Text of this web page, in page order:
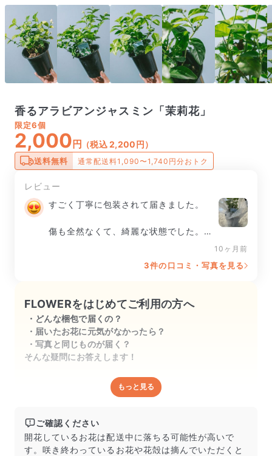
香るアラビアンジャスミン「茉莉花」
限定6個
2,000 円 （税込 2,200円）
送料無料 通常配送料1,090〜1,740円分おトク
レビュー
すごく丁寧に包装されて届きました。
傷も全然なくて、綺麗な状態でした。
10ヶ月前
3件の口コミ・写真を見る
FLOWERをはじめてご利用の方へ
どんな梱包で届くの？
届いたお花に元気がなかったら？
写真と同じものが届く？
そんな疑問にお答えします！
どんな梱包で届くの？
し、専用ボックスに丁寧に梱包してお届けしています。
きゅっとまとめられて一見窮屈そうに見えますが、輸送
中の衝撃による折れや擦れを軽減する効果があります。
もっと見る
ご確認ください
開花しているお花は配送中に落ちる可能性が高いで
す。咲き終わっているお花や花殻は摘んでいただくと